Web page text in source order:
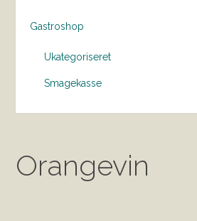
Gastroshop
Ukategoriseret
Smagekasse
Orangevin